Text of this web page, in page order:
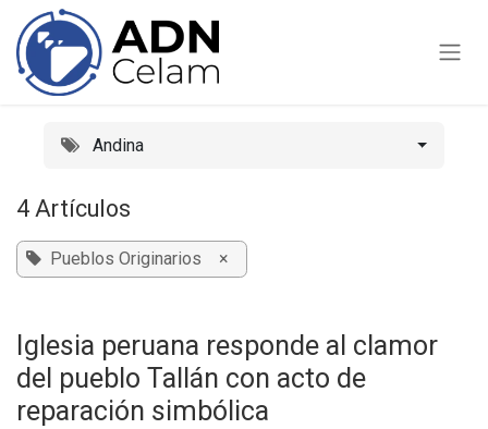
Ir al contenido
Andina
4 Artículos
Pueblos Originarios ×
Iglesia peruana responde al clamor
del pueblo Tallán con acto de
reparación simbólica